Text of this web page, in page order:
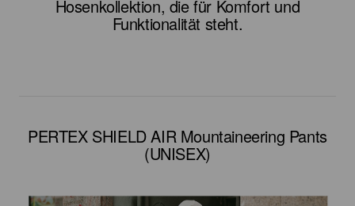
Hosenkollektion, die für Komfort und
Funktionalität steht.
PERTEX SHIELD AIR Mountaineering Pants
(UNISEX)